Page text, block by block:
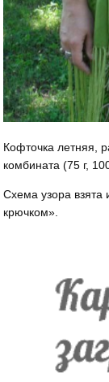
Кофточка летняя,
комбината (75 г,
Схема узора взята
крючком».